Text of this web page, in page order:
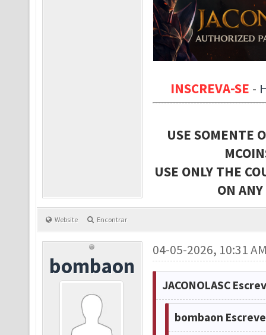
INSCREVA-SE -
USE SOMENTE
USE ONLY THE
ON
Website Encontrar
bombaon
04-05-2026, 10:31
JACONOLASC
bombaon